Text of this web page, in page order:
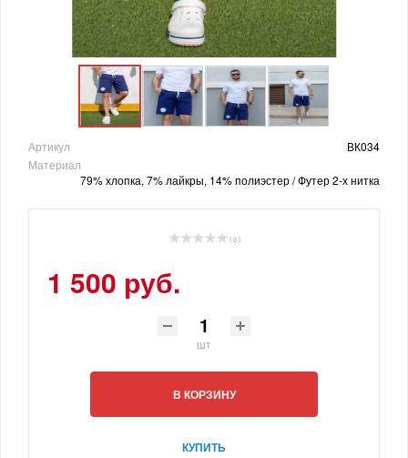
Артикул
ВК034
Материал
79% хлопка, 7% лайкры, 14% полиэстер / Футер 2-х нитка
( 0 )
1 500 руб.
шт
В КОРЗИНУ
КУПИТЬ